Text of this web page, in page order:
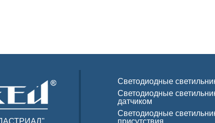
Светодиодные
Светодиодные
датчиком
Светодиодные
присутствия